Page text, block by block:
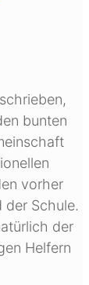
bunten
vorher
Schule.
der
Helfern